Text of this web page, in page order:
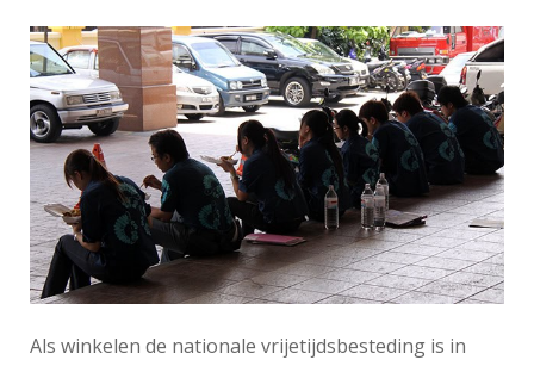
Als winkelen de nationale vrijetijdsbesteding is in